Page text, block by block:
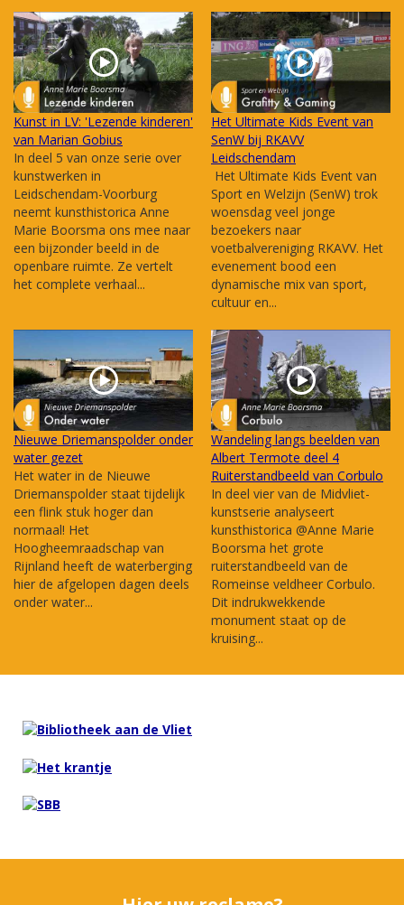
Kunst in LV: 'Lezende kinderen'
van Marian Gobius
In deel 5 van onze serie over
kunstwerken in
Leidschendam-Voorburg
neemt kunsthistorica Anne
Marie Boorsma ons mee naar
een bijzonder beeld in de
openbare ruimte. Ze vertelt
het complete verhaal...
Het Ultimate Kids Event van
SenW bij RKAVV
Leidschendam
Het Ultimate Kids Event van
Sport en Welzijn (SenW) trok
woensdag veel jonge
bezoekers naar
voetbalvereniging RKAVV. Het
evenement bood een
dynamische mix van sport,
cultuur en...
Nieuwe Driemanspolder onder
water gezet
Het water in de Nieuwe
Driemanspolder staat tijdelijk
een flink stuk hoger dan
normaal! Het
Hoogheemraadschap van
Rijnland heeft de waterberging
hier de afgelopen dagen deels
onder water...
Wandeling langs beelden van
Albert Termote deel 4
Ruiterstandbeeld van Corbulo
In deel vier van de Midvliet-
kunstserie analyseert
kunsthistorica @Anne Marie
Boorsma het grote
ruiterstandbeeld van de
Romeinse veldheer Corbulo.
Dit indrukwekkende
monument staat op de
kruising...